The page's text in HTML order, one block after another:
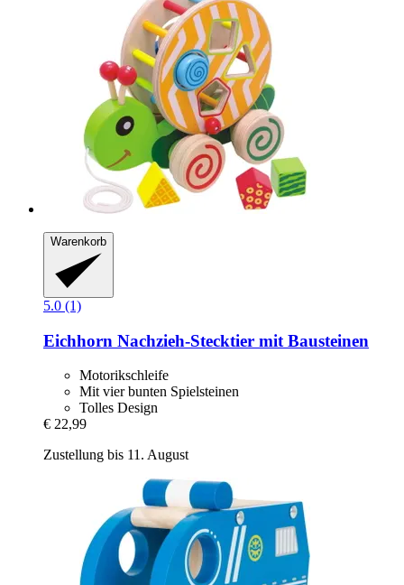
Warenkorb
5.0 (1)
Eichhorn Nachzieh-​Stecktier mit Bausteinen
Motorikschleife
Mit vier bunten Spielsteinen
Tolles Design
€ 22,99
Zustellung bis 11. August